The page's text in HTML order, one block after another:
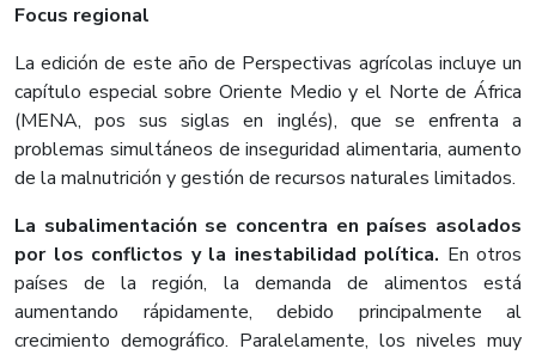
Focus regional
La edición de este año de Perspectivas agrícolas incluye un
capítulo especial sobre Oriente Medio y el Norte de África
(MENA, pos sus siglas en inglés), que se enfrenta a
problemas simultáneos de inseguridad alimentaria, aumento
de la malnutrición y gestión de recursos naturales limitados.
La subalimentación se concentra en países asolados
por los conflictos y la inestabilidad política. En otros
países de la región, la demanda de alimentos está
aumentando rápidamente, debido principalmente al
crecimiento demográfico. Paralelamente, los niveles muy